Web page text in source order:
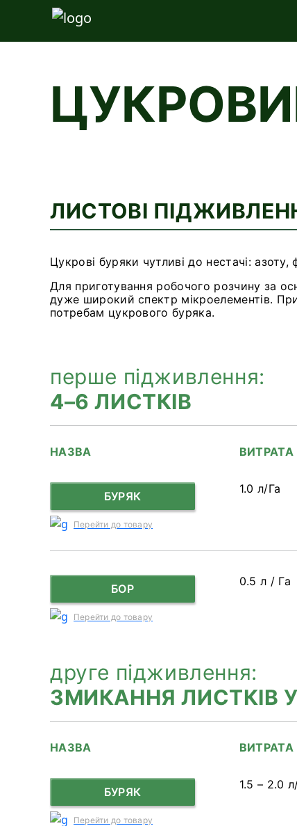
ЛИСТОВІ
Цукрові буряки чутливі до нестачі: азоту,
Для приготування робочого розчину за
дуже широкий спектр мікроелементів.
потребам цукрового буряка.
перше підживлення:
4–6 ЛИСТКІВ
НАЗВА ВИТРАТА
БУРЯК
Перейти до товару
1.0 л/Га
БОР
Перейти до товару
0.5 л / Га
друге підживлення:
ЗМИКАННЯ ЛИСТКІВ
НАЗВА ВИТРАТА
БУРЯК
Перейти до товару
1.5 – 2.0